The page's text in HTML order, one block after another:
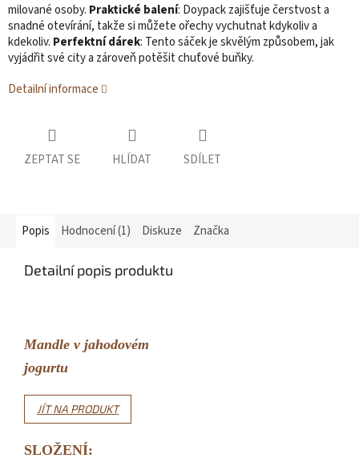
milované osoby. Praktické balení: Doypack zajišťuje čerstvost a
snadné otevírání, takže si můžete ořechy vychutnat kdykoliv a
kdekoliv. Perfektní dárek: Tento sáček je skvělým způsobem, jak
vyjádřit své city a zároveň potěšit chuťové buňky.
Detailní informace
ZEPTAT SE HLÍDAT SDÍLET
Popis Hodnocení (1) Diskuze Značka
Detailní popis produktu
Mandle v jahodovém
jogurtu
JÍT NA PRODUKT
SLOŽENÍ: